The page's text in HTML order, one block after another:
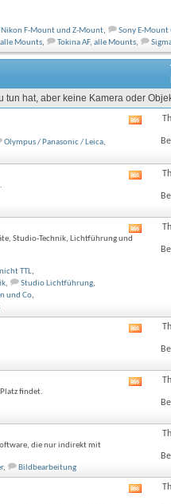
Nikon F-Mount und Z-Mount,
Sony E-
Mounts, Tokina AF, alle Mounts,
tun hat, aber keine Kamera oder
Olympus / Panasonic / Leica,
dieses
dieses
Studio-Technik, Lichtführung und
TTL,
, Studio Lichtführung,
und Co,
dieses
dieses
findet.
dieses
die nur indirekt mit
, Bildbearbeitung